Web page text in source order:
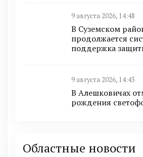
9 августа 2026, 14:48
В Суземском
продолжается
поддержка
9 августа 2026, 14:43
В Алешковичах
рождения
Областные новости